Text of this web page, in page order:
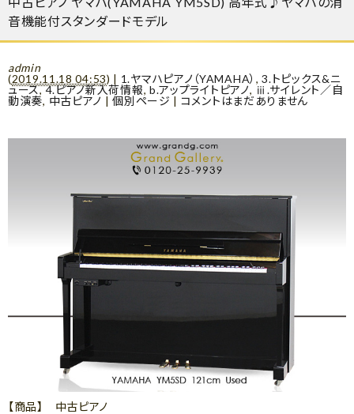
音機能付スタンダードモデル
admin
(2019.11.18 04:53) | 1.ヤマハピアノ（YAMAHA） ,3.トピックス&ニ
ュース,4.ピアノ新入荷情報, b.アップライトピアノ, ⅲ.サイレント／自
動演奏, 中古ピアノ |個別ページ | コメントはまだありません
【商品】 中古ピアノ